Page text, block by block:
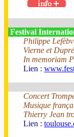
Festival
Philippe
Vierne et
In memoriam
Lien :
Concert
Musique
Thierry Jean
Lien :